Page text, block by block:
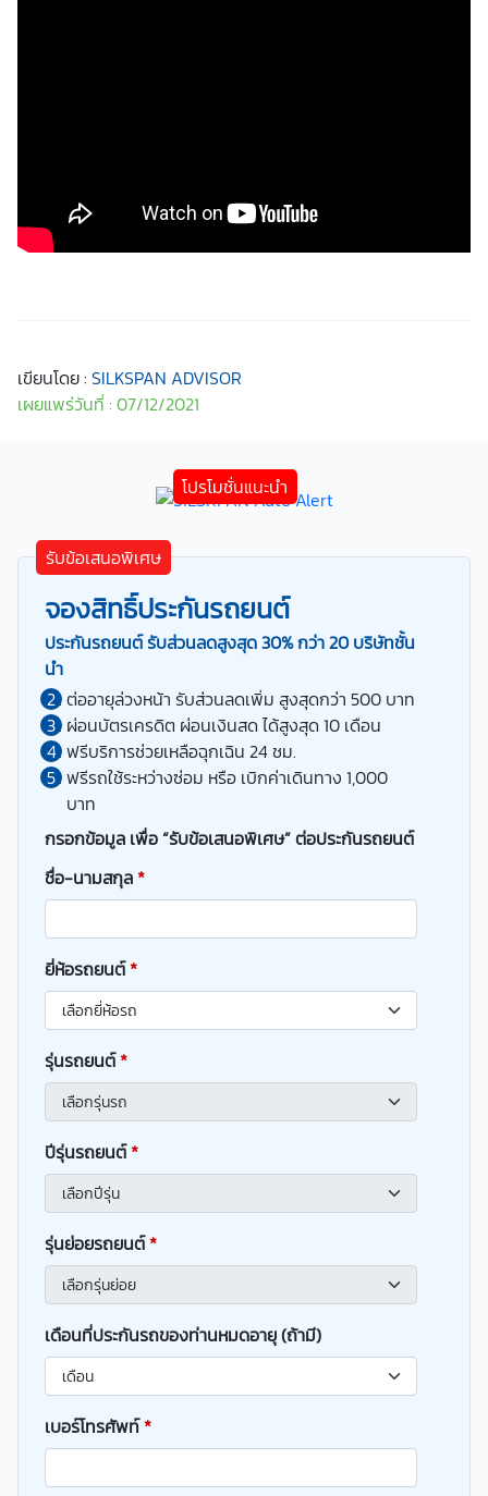
เขียนโดย : SILKSPAN ADVISOR
เผยแพร่วันที่ : 07/12/2021
รับข้อเสนอพิเศษ
จองสิทธิ์ประกันรถยนต์
ประกันรถยนต์ รับส่วนลดสูงสุด 30% กว่า 20 บริษัทชั้น
นำ
ต่ออายุล่วงหน้า รับส่วนลดเพิ่ม สูงสุดกว่า 500 บาท
ผ่อนบัตรเครดิต ผ่อนเงินสด ได้สูงสุด 10 เดือน
ฟรีบริการช่วยเหลือฉุกเฉิน 24 ชม.
ฟรีรถใช้ระหว่างซ่อม หรือ เบิกค่าเดินทาง 1,000
บาท
กรอกข้อมูล เพื่อ “รับข้อเสนอพิเศษ” ต่อประกันรถยนต์
ชื่อ-นามสกุล*
ยี่ห้อรถยนต์*
รุ่นรถยนต์*
ปีรุ่นรถยนต์*
รุ่นย่อยรถยนต์*
เดือนที่ประกันรถของท่านหมดอายุ (ถ้ามี)
เบอร์โทรศัพท์*